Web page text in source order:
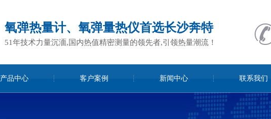
氧弹热量计、氧弹量热仪首选长沙奔特
51年技术力量沉湎,国内热值精密测量的领先者,引领热量潮流！
产品中心 客户案例 新闻中心 联系我们